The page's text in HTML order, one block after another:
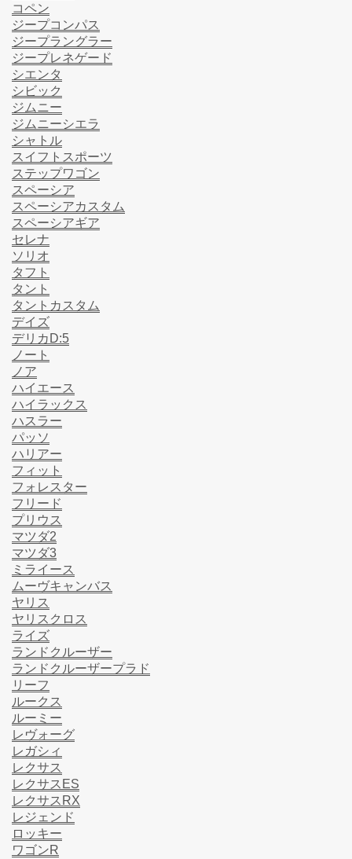
コペン
ジープコンパス
ジープラングラー
ジープレネゲード
シエンタ
シビック
ジムニー
ジムニーシエラ
シャトル
スイフトスポーツ
ステップワゴン
スペーシア
スペーシアカスタム
スペーシアギア
セレナ
ソリオ
タフト
タント
タントカスタム
デイズ
デリカD:5
ノート
ノア
ハイエース
ハイラックス
ハスラー
パッソ
ハリアー
フィット
フォレスター
フリード
プリウス
マツダ2
マツダ3
ミライース
ムーヴキャンバス
ヤリス
ヤリスクロス
ライズ
ランドクルーザー
ランドクルーザープラド
リーフ
ルークス
ルーミー
レヴォーグ
レガシィ
レクサス
レクサスES
レクサスRX
レジェンド
ロッキー
ワゴンR